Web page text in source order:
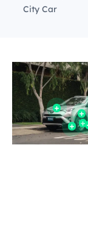
City Car